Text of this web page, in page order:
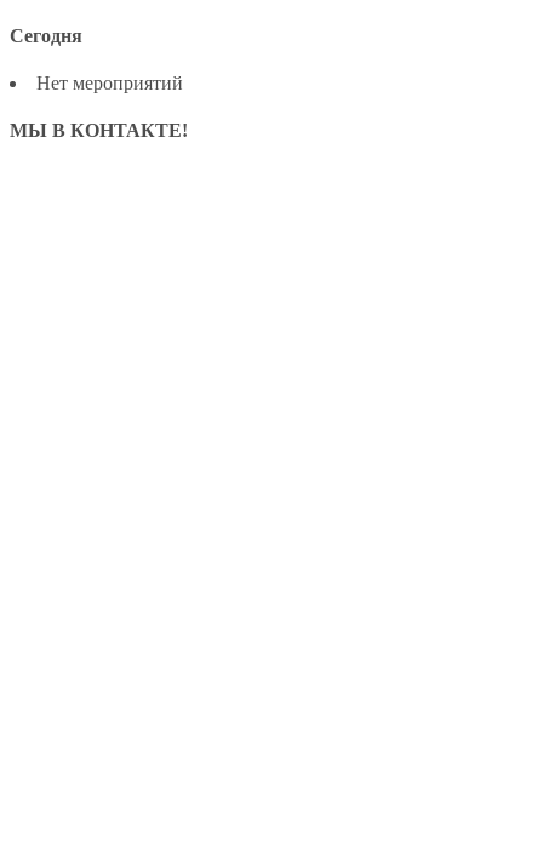
Сегодня
Нет мероприятий
МЫ В КОНТАКТЕ!